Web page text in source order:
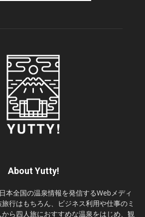
About Yutty!
本全国の温泉情報を発信するWebメディ
行はもちろん、ビジネス利用や仕事のミ
ら四人旅におすすめな温泉をはじめ、観